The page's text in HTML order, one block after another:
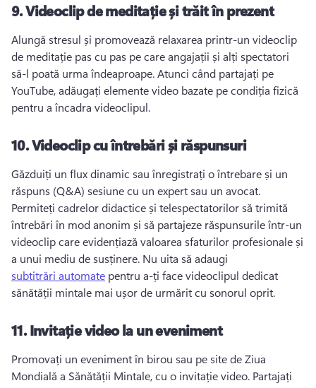
9.Videoclip de meditație și trăit în prezent
Alungă stresul și promovează relaxarea printr-un videoclip
de meditație pas cu pas pe care angajații și alți spectatori
să-l poată urma îndeaproape. Atunci când partajați pe
YouTube, adăugați elemente video bazate pe condiția fizică
pentru a încadra videoclipul.
10.Videoclip cu întrebări și răspunsuri
Găzduiți un flux dinamic sau înregistrați o întrebare și un
Permiteți cadrelor didactice și telespectatorilor să trimită
întrebări în mod anonim și să partajeze răspunsurile într-un
videoclip care evidențiază valoarea sfaturilor profesionale și
a unui mediu de susținere. Nu uita să adaugi
subtitrări automate pentru a-ți face videoclipul dedicat
sănătății mintale mai ușor de urmărit cu sonorul oprit.
11.Invitație video la un eveniment
Promovați un eveniment în birou sau pe site de Ziua
Mondială a Sănătății Mintale, cu o invitație video. Partajați